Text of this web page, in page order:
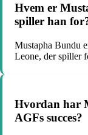
Hvem er
spiller han
Mustapha Bundu
Leone, der spiller
Hvordan har
AGFs succes?